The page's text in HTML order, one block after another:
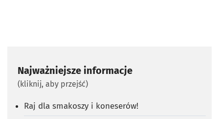
Najważniejsze informacje
(kliknij, aby przejść)
Raj dla smakoszy i koneserów!